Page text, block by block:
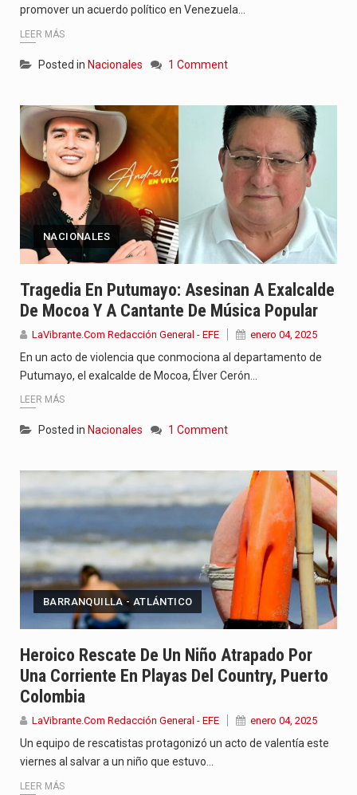
promover un acuerdo político en Venezuela…
LEER MÁS
Posted in Nacionales 1 Comment
NACIONALES
Tragedia En Putumayo: Asesinan A Exalcalde
De Mocoa Y A Cantante De Música Popular
LaVibrante.Com Redacción General - EFE enero 04, 2025
En un acto de violencia que conmociona al departamento de
Putumayo, el exalcalde de Mocoa, Élver Cerón…
LEER MÁS
Posted in Nacionales 1 Comment
BARRANQUILLA - ATLÁNTICO
Heroico Rescate De Un Niño Atrapado Por
Una Corriente En Playas Del Country, Puerto
Colombia
LaVibrante.Com Redacción General - EFE enero 04, 2025
Un equipo de rescatistas protagonizó un acto de valentía este
viernes al salvar a un niño que estuvo…
LEER MÁS